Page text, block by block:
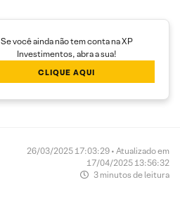
Se você ainda não tem conta na XP
Investimentos, abra a sua!
CLIQUE AQUI
26/03/2025 17:03:29 • Atualizado em
17/04/2025 13:56:32
3 minutos de leitura